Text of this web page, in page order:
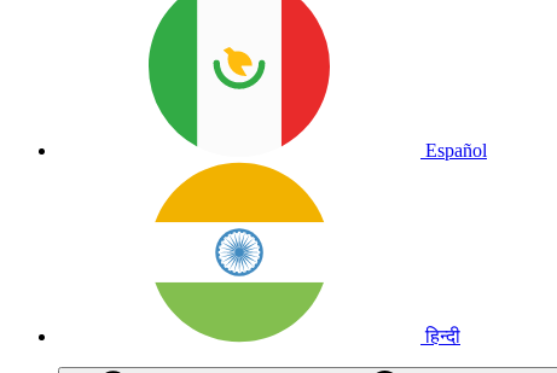
Español
हिन्दी